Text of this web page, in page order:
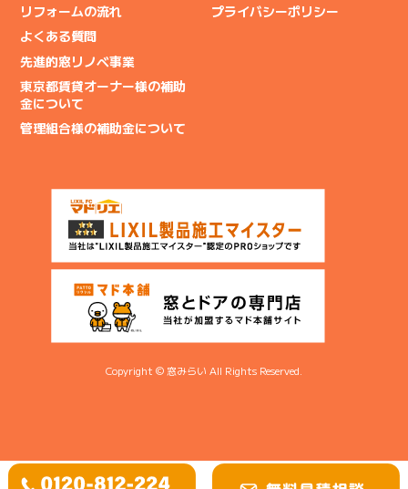
リフォームの流れ
よくある質問
先進的窓リノベ事業
東京都賃貸オーナー様の補助
金について
管理組合様の補助金について
プライバシーポリシー
Copyright © 窓みらい All Rights Reserved.